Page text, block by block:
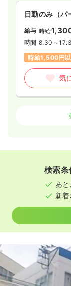
気
その他正・准
日勤のみ（常
8:30～
2交代（常勤
18.0〜
※一例
時間 7:30～
担当業務未経験
月給18万円以
気
日勤のみ（パ
給与 時給
時間 8:30～
時給1,500円
気
正
8:00～
4週8休以上
月給34万円以
気
検索条
あ
新